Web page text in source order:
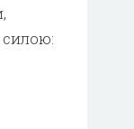
силою: